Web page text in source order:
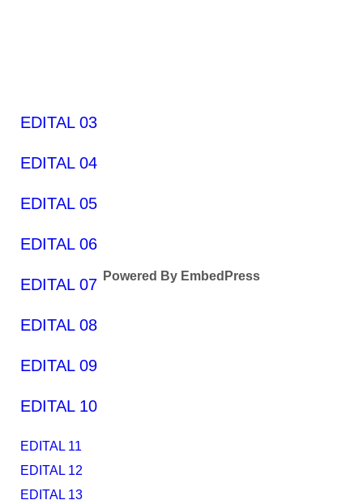
Powered By EmbedPress
EDITAL 03
EDITAL 04
EDITAL 05
EDITAL 06
EDITAL 07
EDITAL 08
EDITAL 09
EDITAL 10
EDITAL 11
EDITAL 12
EDITAL 13